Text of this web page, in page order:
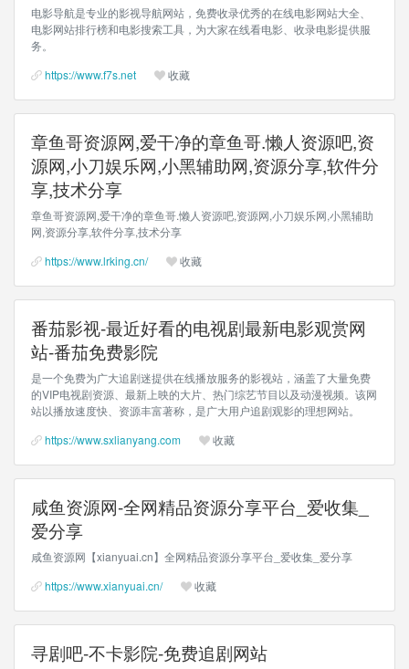
电影导航是专业的影视导航网站，免费收录优秀的在线电影网站大全、
电影网站排行榜和电影搜索工具，为大家在线看电影、收录电影提供服
务。
https://www.f7s.net
收藏
章鱼哥资源网,爱干净的章鱼哥.懒人资源吧,资
源网,小刀娱乐网,小黑辅助网,资源分享,软件分
享,技术分享
章鱼哥资源网,爱干净的章鱼哥.懒人资源吧,资源网,小刀娱乐网,小黑辅助
网,资源分享,软件分享,技术分享
https://www.lrking.cn/
收藏
番茄影视-最近好看的电视剧最新电影观赏网
站-番茄免费影院
是一个免费为广大追剧迷提供在线播放服务的影视站，涵盖了大量免费
的VIP电视剧资源、最新上映的大片、热门综艺节目以及动漫视频。该网
站以播放速度快、资源丰富著称，是广大用户追剧观影的理想网站。
https://www.sxlianyang.com
收藏
咸鱼资源网-全网精品资源分享平台_爱收集_
爱分享
咸鱼资源网【xianyuai.cn】全网精品资源分享平台_爱收集_爱分享
https://www.xianyuai.cn/
收藏
寻剧吧-不卡影院-免费追剧网站